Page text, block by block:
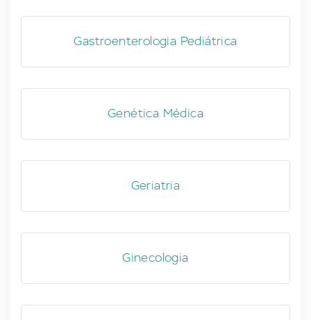
Gastroenterologia Pediátrica
Genética Médica
Geriatria
Ginecologia